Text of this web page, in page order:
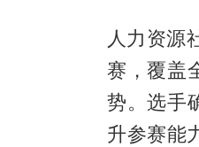
人力资源
赛，覆盖
势。选手
升参赛能